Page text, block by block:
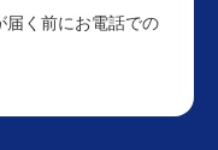
届く前にお電話での